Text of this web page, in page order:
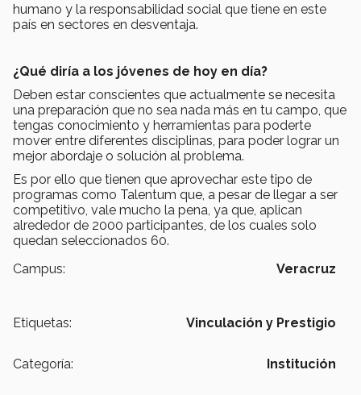
humano y la responsabilidad social que tiene en este
país en sectores en desventaja.
¿Qué diría a los jóvenes de hoy en día?
Deben estar conscientes que actualmente se necesita
una preparación que no sea nada más en tu campo, que
tengas conocimiento y herramientas para poderte
mover entre diferentes disciplinas, para poder lograr un
mejor abordaje o solución al problema.
Es por ello que tienen que aprovechar este tipo de
programas como Talentum que, a pesar de llegar a ser
competitivo, vale mucho la pena, ya que, aplican
alrededor de 2000 participantes, de los cuales solo
quedan seleccionados 60.
Campus:
Veracruz
Etiquetas: Vinculación y Prestigio
Categoría: Institución